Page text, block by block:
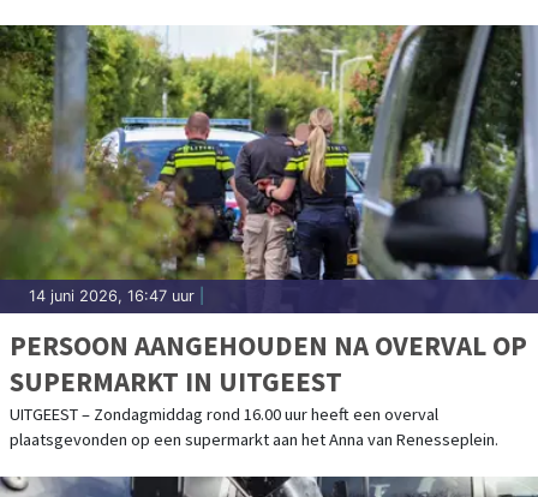
14 juni 2026, 16:47 uur
PERSOON AANGEHOUDEN NA OVERVAL OP
SUPERMARKT IN UITGEEST
UITGEEST – Zondagmiddag rond 16.00 uur heeft een overval
plaatsgevonden op een supermarkt aan het Anna van Renesseplein.